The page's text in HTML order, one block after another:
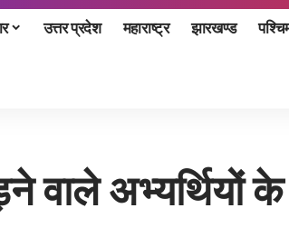
उत्तर प्रदेश महाराष्ट्र झारखण्ड
वाले अभ्यर्थियों